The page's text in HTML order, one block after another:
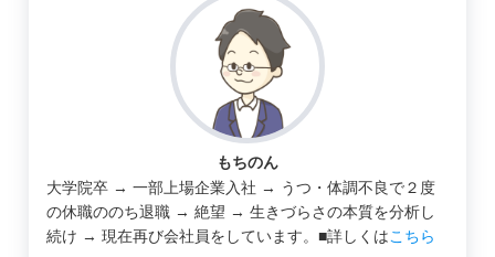
もちのん
大学院卒 → 一部上場企業入社 → うつ・体調不良で２度
の休職ののち退職 → 絶望 → 生きづらさの本質を分析し
続け → 現在再び会社員をしています。■詳しくはこちら